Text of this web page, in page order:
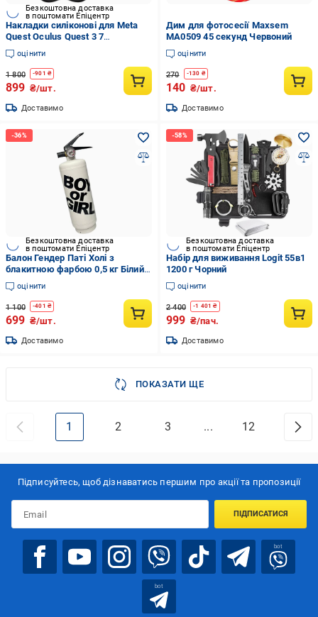
Безкоштовна доставка
в поштомати Епіцентр
Накладки силіконові для Meta
Quest Oculus Quest 3 7
предметів Чорний
оцінити
1 800 -901 ₴
899 ₴/шт.
Доставимо
Дим для фотосесії Maxsem
MA0509 45 секунд Червоний
оцінити
270 -130 ₴
140 ₴/шт.
Доставимо
Безкоштовна доставка
в поштомати Епіцентр
Балон Гендер Паті Холі з
блакитною фарбою 0,5 кг Білий
(33143126)
оцінити
1 100 -401 ₴
699 ₴/шт.
Доставимо
Безкоштовна доставка
в поштомати Епіцентр
Набір для виживання Logit 55в1
1200 г Чорний
оцінити
2 400 -1 401 ₴
999 ₴/пач.
Доставимо
ПОКАЗАТИ ЩЕ
1 2 3 ... 12
Підписуйтесь, щоб дізнаватись першим про акції та пропозиції
ПІДПИСАТИСЯ
bot
bot